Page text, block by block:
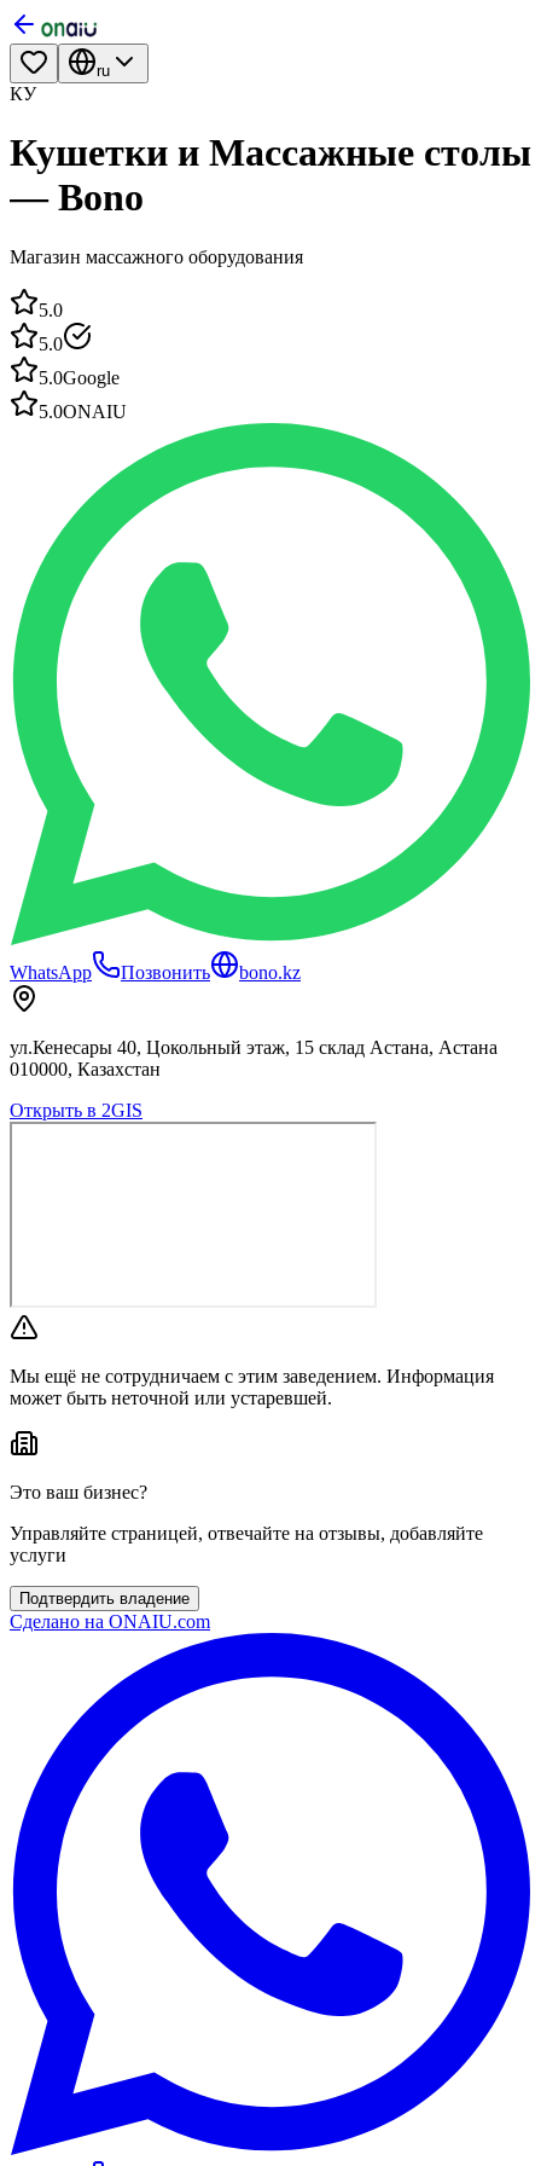
ru
КУ
Кушетки и Массажные столы
— Bono
Магазин массажного оборудования
5.0
5.0
5.0Google
5.0ONAIU
WhatsApp Позвонить bono.kz
ул.Кенесары 40, Цокольный этаж, 15 склад Астана, Астана
010000, Казахстан
Открыть в 2GIS
Мы ещё не сотрудничаем с этим заведением. Информация
может быть неточной или устаревшей.
Это ваш бизнес?
Управляйте страницей, отвечайте на отзывы, добавляйте
услуги
Подтвердить владение
Сделано на ONAIU.com